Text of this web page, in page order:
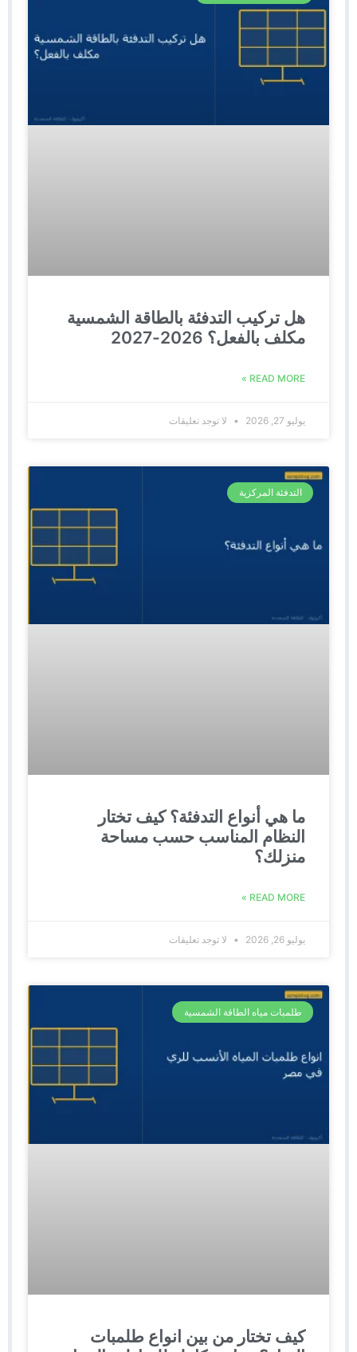
هل تركيب التدفئة بالطاقة الشمسية
مكلف بالفعل؟ 2026-2027
READ MORE »
يوليو 27, 2026 لا توجد تعليقات
التدفئة المركزية
ما هي أنواع التدفئة؟ كيف تختار
النظام المناسب حسب مساحة
منزلك؟
READ MORE »
يوليو 26, 2026 لا توجد تعليقات
طلمبات مياه الطاقة الشمسية
كيف تختار من بين انواع طلمبات